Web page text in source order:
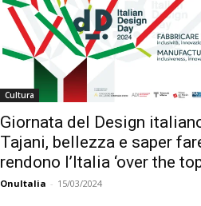
Cultura
Giornata del Design
Tajani, bellezza e saper
rendono l’Italia ‘over the
OnuItalia - 15/03/2024